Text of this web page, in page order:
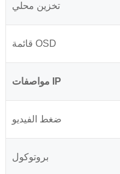
تخزين محلي
قائمة OSD
مواصفات IP
ضغط الفيديو
بروتوكول